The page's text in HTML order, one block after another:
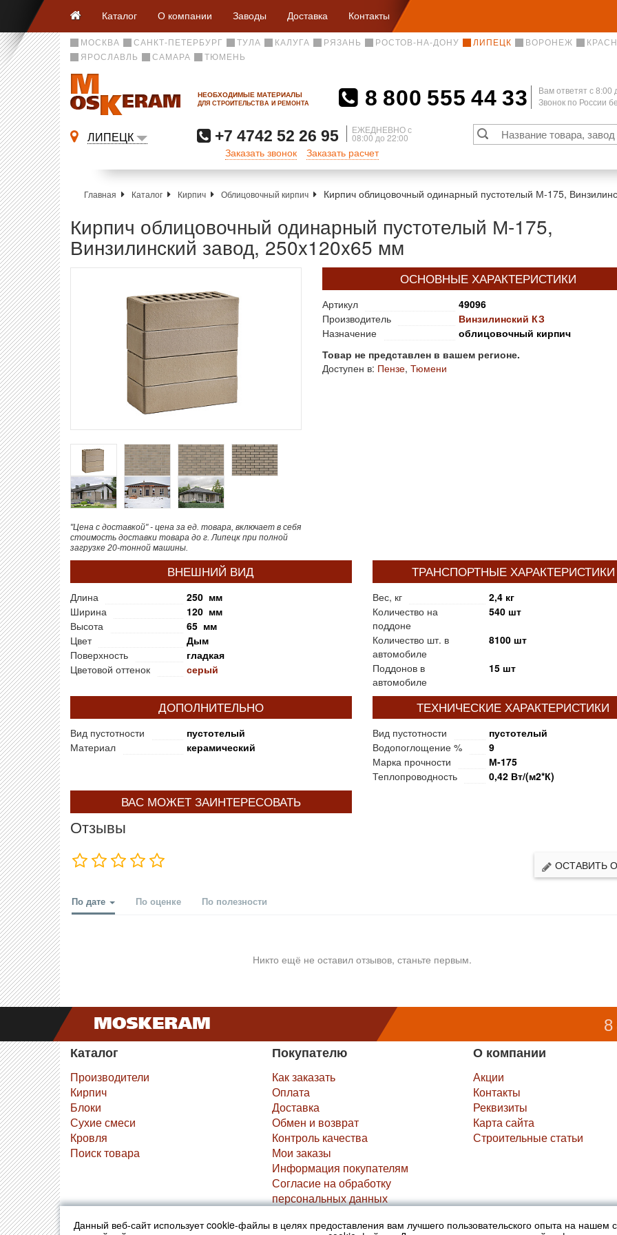
Данный веб-сайт использует cookie-файлы в целях предоставления вам лучшего пользовательского опыта на нашем
Каталог О компании Заводы Доставка Контакты
МОСКВА САНКТ-ПЕТЕРБУРГ ТУЛА КАЛУГА РЯЗАНЬ РОСТОВ-НА-ДОНУ ЛИПЕЦК ВОРОНЕЖ
ЯРОСЛАВЛЬ
САМАРА ТЮМЕНЬ
НЕОБХОДИМЫЕ МАТЕРИАЛЫ
ДЛЯ СТРОИТЕЛЬСТВА И РЕМОНТА 8 800 555 44 33
Вам ответят c 8:00
Звонок по России
ЛИПЕЦК +7 4742 52 26 95 ЕЖЕДНЕВНО с
08:00 до 22:00
Заказать звонок Заказать расчет
Главная Каталог Кирпич Облицовочный кирпич Кирпич облицовочный одинарный пустотелый М-175,
Кирпич облицовочный одинарный пустотелый М-175,
Винзилинский завод, 250x120x65 мм
"Цена с доставкой" - цена за ед. товара, включает в себя
стоимость доставки товара до г. Липецк при полной
загрузке 20-тонной машины.
ОСНОВНЫЕ ХАРАКТЕРИСТИКИ
Артикул
49096
Производитель
Винзилинский КЗ
Назначение
облицовочный кирпич
Товар не представлен в вашем регионе.
Доступен в: Пензе, Тюмени
ВНЕШНИЙ ВИД
Длина
250 мм
Ширина
120 мм
Высота
65 мм
Цвет
Дым
Поверхность
гладкая
Цветовой оттенок
серый
ТРАНСПОРТНЫЕ ХАРАКТЕРИСТИКИ
Вес, кг
2,4 кг
Количество на
поддоне
540 шт
Количество шт. в
автомобиле
8100 шт
Поддонов в
автомобиле
15 шт
ДОПОЛНИТЕЛЬНО
Вид пустотности
пустотелый
Материал
керамический
ТЕХНИЧЕСКИЕ ХАРАКТЕРИСТИКИ
Вид пустотности
пустотелый
Водопоглощение %
9
Марка прочности
М-175
Теплопроводность
0,42 Вт/(м2*К)
ВАС МОЖЕТ ЗАИНТЕРЕСОВАТЬ
Отзывы
ОСТАВИТЬ
По дате По оценке По полезности
Никто ещё не оставил отзывов, станьте первым.
8
Каталог
Производители
Кирпич
Блоки
Сухие смеси
Кровля
Поиск товара
Покупателю
Как заказать
Оплата
Доставка
Обмен и возврат
Контроль качества
Мои заказы
Информация покупателям
Согласие на обработку
персональных данных
О компании
Акции
Контакты
Реквизиты
Карта сайта
Строительные статьи
© 2010-2026 Москерам
Указанные на сайте цены не являются публичной офертой (ст.435 ГК РФ).